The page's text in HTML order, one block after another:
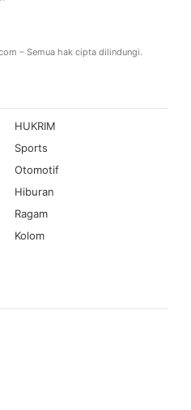
– Semua hak cipta dilindungi.
HUKRIM
Sports
Otomotif
Hiburan
Ragam
Kolom